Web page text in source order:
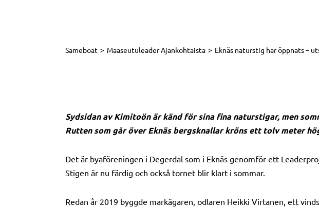
Sameboat > Maaseutuleader Ajankohtaista > Eknäs naturstig har öppnats –
Sydsidan av Kimitoön är känd för sina fina naturstigar, men
Rutten som går över Eknäs bergsknallar kröns ett tolv meter
Det är byaföreningen i Degerdal som i Eknäs genomför ett
Stigen är nu färdig och också tornet blir klart i sommar.
Redan år 2019 byggde markägaren, odlaren Heikki Virtanen, ett